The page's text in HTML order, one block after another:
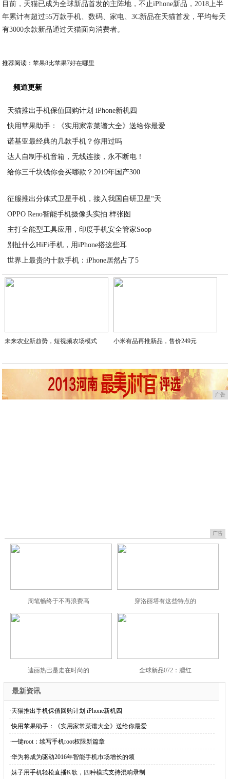
目前，天猫已成为全球新品首发的主阵地，不止iPhone新品，2018上半
年累计有超过55万款手机、数码、家电、3C新品在天猫首发，平均每天
有3000余款新品通过天猫面向消费者。
推荐阅读：苹果8比苹果7好在哪里
频道更新
天猫推出手机保值回购计划 iPhone新机四
快用苹果助手：《实用家常菜谱大全》送给你最爱
诺基亚最经典的几款手机？你用过吗
达人自制手机音箱，无线连接，永不断电！
给你三千块钱你会买哪款？2019年国产300
征服推出分体式卫星手机，接入我国自研卫星“天
OPPO Reno智能手机摄像头实拍 样张图
主打全能型工具应用，印度手机安全管家Soop
别扯什么HiFi手机，用iPhone搭这些耳
世界上最贵的十款手机：iPhone居然占了5
2020-06-06
未来农业新趋势，短视频农场模式 小米有品再推新品，售价249元
广告
广告
周笔畅终于不再浪费高 穿洛丽塔有这些特点的
迪丽热巴是走在时尚的 全球新品072：腮红
最新资讯
·天猫推出手机保值回购计划 iPhone新机四
·快用苹果助手：《实用家常菜谱大全》送给你最爱
·一键root：续写手机root权限新篇章
·华为将成为驱动2016年智能手机市场增长的领
·妹子用手机轻松直播K歌，四种模式支持混响录制